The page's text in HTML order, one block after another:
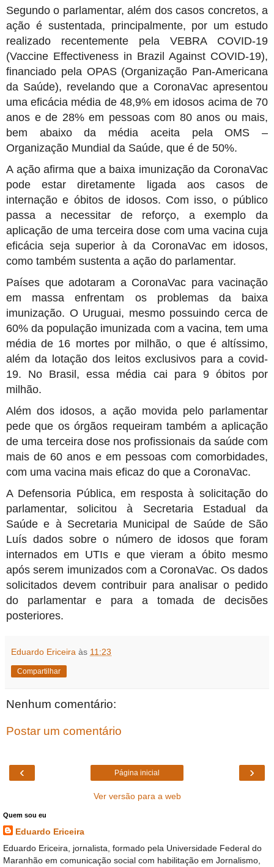
Segundo o parlamentar, além dos casos concretos, a
ação é sustentada, principalmente, por um estudo
realizado recentemente pela VEBRA COVID-19
(Vaccine Effectiveness in Brazil Against COVID-19),
financiado pela OPAS (Organização Pan-Americana
da Saúde), revelando que a CoronaVac apresentou
uma eficácia média de 48,9% em idosos acima de 70
anos e de 28% em pessoas com 80 anos ou mais,
bem abaixo da média aceita pela OMS –
Organização Mundial da Saúde, que é de 50%.
A ação afirma que a baixa imunização da CoronaVac
pode estar diretamente ligada aos casos de
internação e óbitos de idosos. Com isso, o público
passa a necessitar de reforço, a exemplo da
aplicação de uma terceira dose com uma vacina cuja
eficácia seja superior à da CoronaVac em idosos,
como também sustenta a ação do parlamentar.
Países que adotaram a CoronaVac para vacinação
em massa enfrentam os problemas da baixa
imunização. O Uruguai, mesmo possuindo cerca de
60% da população imunizada com a vacina, tem uma
média de 16 mortes por milhão, o que é altíssimo,
além da lotação dos leitos exclusivos para a covid-
19. No Brasil, essa média cai para 9 óbitos por
milhão.
Além dos idosos, a ação movida pelo parlamentar
pede que os órgãos requeiram também a aplicação
de uma terceira dose nos profissionais da saúde com
mais de 60 anos e em pessoas com comorbidades,
com uma vacina mais eficaz do que a CoronaVac.
A Defensoria Pública, em resposta à solicitação do
parlamentar, solicitou à Secretaria Estadual da
Saúde e à Secretaria Municipal de Saúde de São
Luís dados sobre o número de idosos que foram
internados em UTIs e que vieram a óbito mesmo
após serem imunizados com a CoronaVac. Os dados
solicitados devem contribuir para analisar o pedido
do parlamentar e para a tomada de decisões
posteriores.
Eduardo Ericeira às 11:23
Compartilhar
Nenhum comentário:
Postar um comentário
‹ ›
Página inicial
Ver versão para a web
Quem sou eu
Eduardo Ericeira
Eduardo Ericeira, jornalista, formado pela Universidade Federal do
Maranhão em comunicação social com habilitação em Jornalismo,